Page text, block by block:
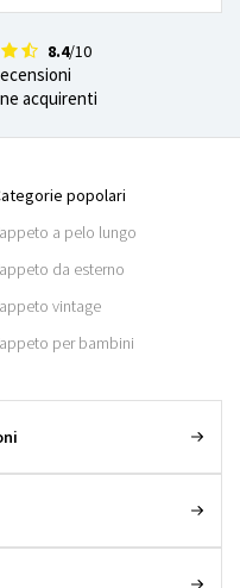
8.4/10
acquirenti
popolari
a pelo lungo
da esterno
vintage
per bambini